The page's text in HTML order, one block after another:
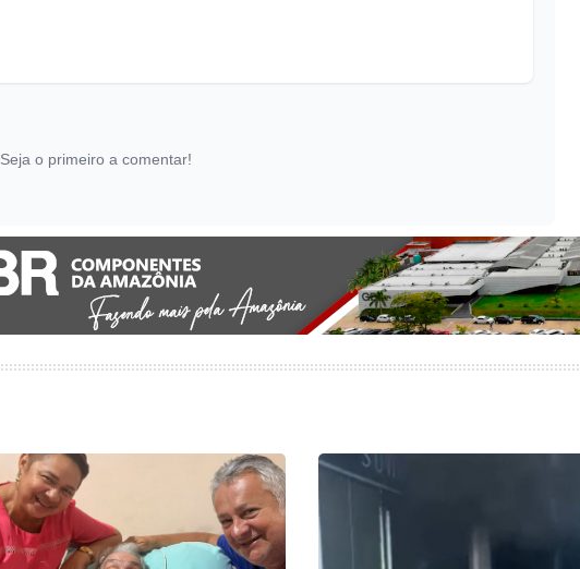
Seja o primeiro a comentar!